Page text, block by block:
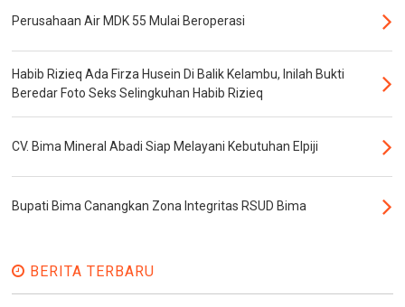
Perusahaan Air MDK 55 Mulai Beroperasi
Habib Rizieq Ada Firza Husein Di Balik Kelambu, Inilah Bukti
Beredar Foto Seks Selingkuhan Habib Rizieq
CV. Bima Mineral Abadi Siap Melayani Kebutuhan Elpiji
Bupati Bima Canangkan Zona Integritas RSUD Bima
BERITA TERBARU